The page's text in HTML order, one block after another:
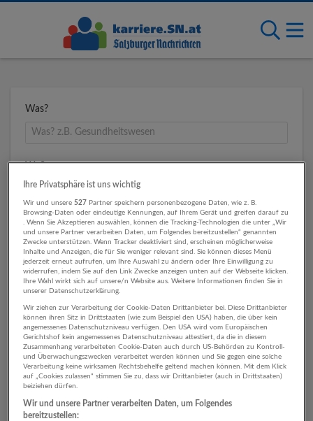
Was?
Wo?
Umkreis
1 Rechtswesen Beherbergung
und Gastronomie
Unternehmen
Ihre Privatsphäre ist uns wichtig
Wir und unsere527 Partner speichern personenbezogene Daten, wie z. B.
Browsing-Daten oder eindeutige Kennungen, auf Ihrem Gerät und greifen darauf zu
. Wenn Sie Akzeptieren auswählen, können die Tracking-Technologien die unter „Wir
und unsere Partner verarbeiten Daten, um Folgendes bereitzustellen“ genannten
Zwecke unterstützen. Wenn Tracker deaktiviert sind, erscheinen möglicherweise
Inhalte und Anzeigen, die für Sie weniger relevant sind. Sie können dieses Menü
jederzeit erneut aufrufen, um Ihre Auswahl zu ändern oder Ihre Einwilligung zu
widerrufen, indem Sie auf den Link Zwecke anzeigen unten auf der Webseite klicken.
Ihre Wahl wirkt sich auf unsere/n Website aus. Weitere Informationen finden Sie in
unserer Datenschutzerklärung.
Wir ziehen zur Verarbeitung der Cookie-Daten Drittanbieter bei. Diese Drittanbieter
können ihren Sitz in Drittstaaten (wie zum Beispiel den USA) haben, die über kein
angemessenes Datenschutzniveau verfügen. Den USA wird vom Europäischen
Gerichtshof kein angemessenes Datenschutzniveau attestiert, da die in diesem
Zusammenhang verarbeiteten Cookie-Daten auch durch US-Behörden zu Kontroll-
und Überwachungszwecken verarbeitet werden können und Sie gegen eine solche
Verarbeitung keine wirksamen Rechtsbehelfe geltend machen können. Mit dem Klick
auf „Cookies zulassen“ stimmen Sie zu, dass wir Drittanbieter (auch in Drittstaaten)
beiziehen dürfen.
Wir und unsere Partner verarbeiten Daten, um Folgendes
bereitzustellen: